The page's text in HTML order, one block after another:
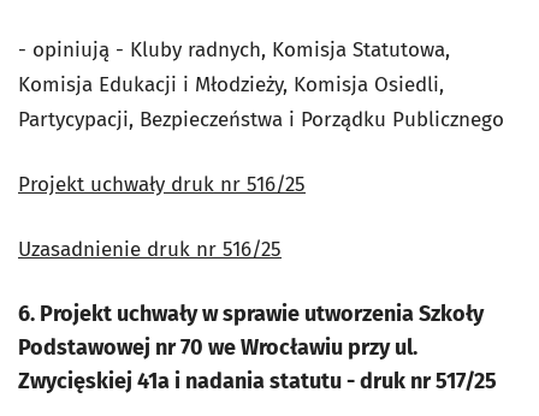
- opiniują - Kluby radnych, Komisja Statutowa,
Komisja Edukacji i Młodzieży, Komisja Osiedli,
Partycypacji, Bezpieczeństwa i Porządku Publicznego
Projekt uchwały druk nr 516/25
Uzasadnienie druk nr 516/25
6. Projekt uchwały w sprawie utworzenia Szkoły
Podstawowej nr 70 we Wrocławiu przy ul.
Zwycięskiej 41a i nadania statutu - druk nr 517/25